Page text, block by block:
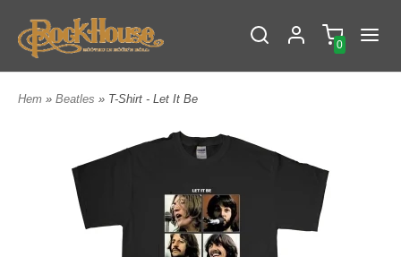
0
Hem » Beatles » T-Shirt - Let It Be